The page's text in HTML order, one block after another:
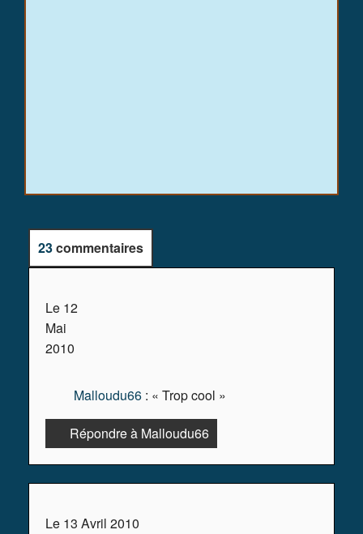
23commentaires
Le 12
Mai
2010
Malloudu66 : « Trop cool »
Répondre à Malloudu66
Le 13 Avril 2010